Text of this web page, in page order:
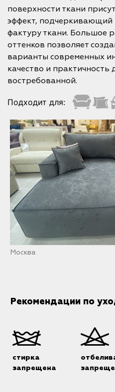
поверхности ткани
эффект, подчеркивающий
фактуру ткани. Большое
оттенков позволяет
варианты современных
качество и практичность
востребованной.
Подходит для:
Москва
Рекомендации по
стирка
запрещена